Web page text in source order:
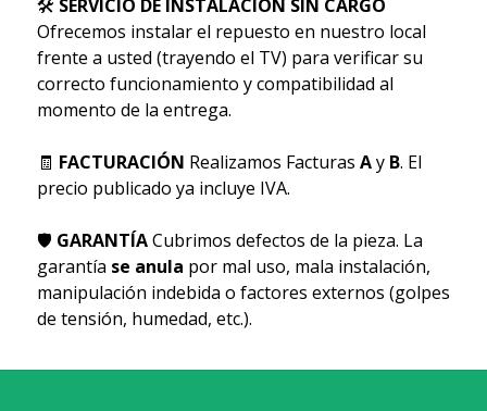
🛠 SERVICIO DE INSTALACIÓN SIN CARGO
Ofrecemos instalar el repuesto en nuestro local
frente a usted (trayendo el TV) para verificar su
correcto funcionamiento y compatibilidad al
momento de la entrega.
🧾 FACTURACIÓN Realizamos Facturas Ay B. El
precio publicado ya incluye IVA.
🛡 GARANTÍACubrimos defectos de la pieza. La
garantía se anula por mal uso, mala instalación,
manipulación indebida o factores externos (golpes
de tensión, humedad, etc.).